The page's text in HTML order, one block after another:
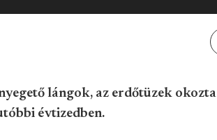
lángok, az erdőtüzek okozta
évtizedben.